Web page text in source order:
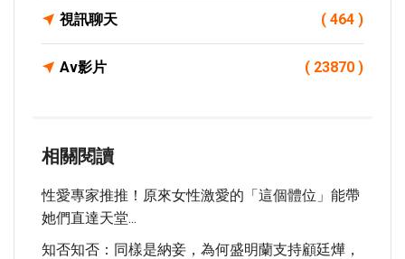
視訊聊天 ( 464 )
Av影片 ( 23870 )
相關閱讀
性愛專家推推！原來女性激愛的「這個體位」能帶
她們直達天堂...
知否知否：同樣是納妾，為何盛明蘭支持顧廷燁，